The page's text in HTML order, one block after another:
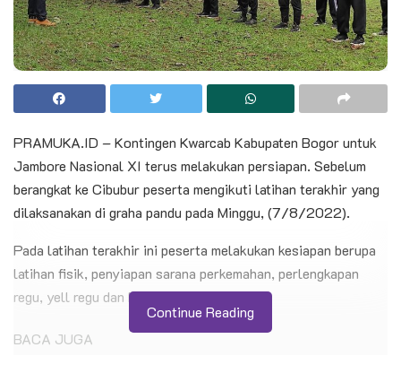
PRAMUKA.ID – Kontingen Kwarcab Kabupaten Bogor untuk
Jambore Nasional XI terus melakukan persiapan. Sebelum
berangkat ke Cibubur peserta mengikuti latihan terakhir yang
dilaksanakan di graha pandu pada Minggu, (7/8/2022).
Pada latihan terakhir ini peserta melakukan kesiapan berupa
latihan fisik, penyiapan sarana perkemahan, perlengkapan
regu, yell regu dan kebutuhan lainnya.
BACA JUGA
Continue Reading